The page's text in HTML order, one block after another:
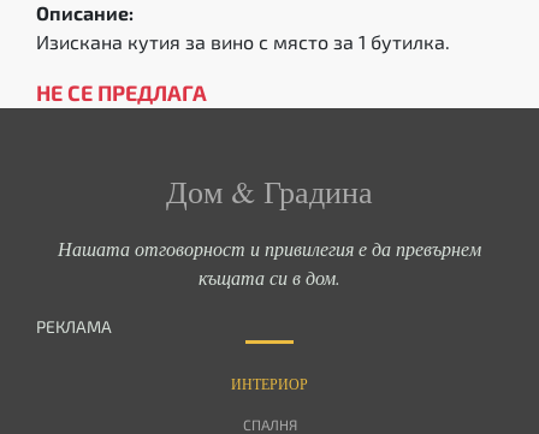
Описание:
Изискана кутия за вино с място за 1 бутилка.
НЕ СЕ ПРЕДЛАГА
Дом & Градина
Нашата отговорност и привилегия е да превърнем
къщата си в дом.
РЕКЛАМА
ИНТЕРИОР
СПАЛНЯ